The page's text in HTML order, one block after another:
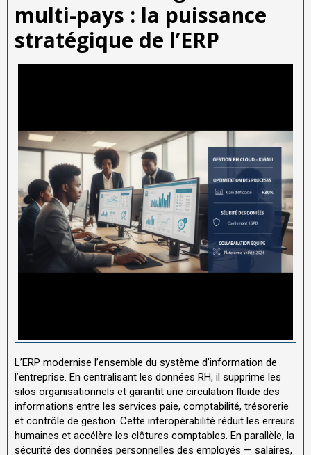
multi-pays : la puissance
stratégique de l’ERP
L’ERP modernise l’ensemble du système d’information de
l’entreprise. En centralisant les données RH, il supprime les
silos organisationnels et garantit une circulation fluide des
informations entre les services paie, comptabilité, trésorerie
et contrôle de gestion. Cette interopérabilité réduit les erreurs
humaines et accélère les clôtures comptables. En parallèle, la
sécurité des données personnelles des employés — salaires,